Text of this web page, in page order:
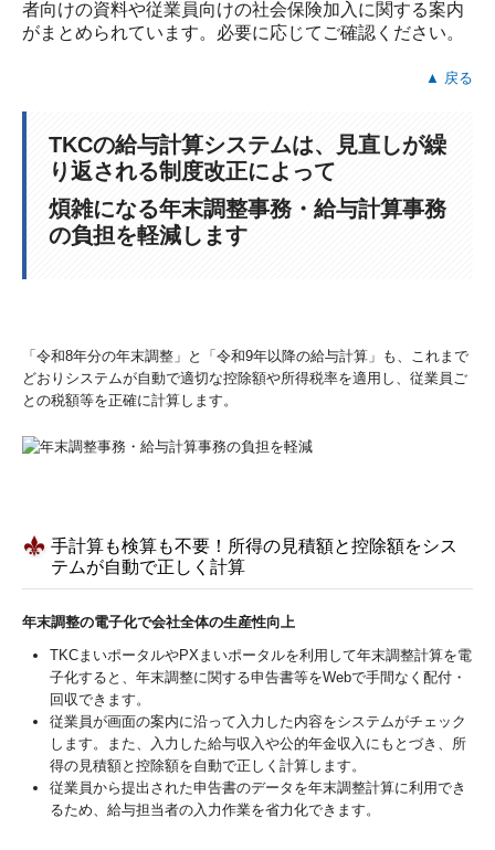
者向けの資料や従業員向けの社会保険加入に関する案内
がまとめられています。必要に応じてご確認ください。
▲ 戻る
TKCの給与計算システムは、見直しが繰
り返される制度改正によって
煩雑になる年末調整事務・給与計算事務
の負担を軽減します
「令和8年分の年末調整」と「令和9年以降の給与計算」も、これまで
どおりシステムが自動で適切な控除額や所得税率を適用し、従業員ご
との税額等を正確に計算します。
手計算も検算も不要！所得の見積額と控除額をシス
テムが自動で正しく計算
年末調整の電子化で会社全体の生産性向上
TKCまいポータルやPXまいポータルを利用して年末調整計算を電
子化すると、年末調整に関する申告書等をWebで手間なく配付・
回収できます。
従業員が画面の案内に沿って入力した内容をシステムがチェック
します。また、入力した給与収入や公的年金収入にもとづき、所
得の見積額と控除額を自動で正しく計算します。
従業員から提出された申告書のデータを年末調整計算に利用でき
るため、給与担当者の入力作業を省力化できます。